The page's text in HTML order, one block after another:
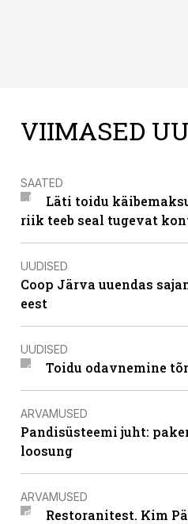
VIIMASED
SAATED
Läti toidu
riik teeb seal tugevat
UUDISED
Coop Järva uuendas
eest
UUDISED
Toidu odavnemine
ARVAMUSED
Pandisüsteemi juht:
loosung
ARVAMUSED
Restoranitest. Kim